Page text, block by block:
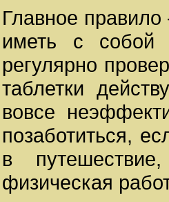
Главное правило
иметь с собой
регулярно
таблетки
вовсе
позаботиться,
в
физическая